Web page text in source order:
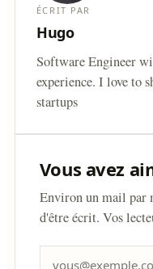
ÉCRIT PAR
Hugo
Software Engineer
experience. I love to
startups
Vous avez
Environ un mail par
d'être écrit. Vos